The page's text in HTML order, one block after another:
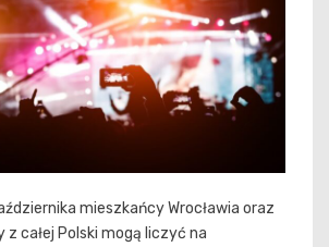
mieszkańcy Wrocławia oraz
z całej Polski mogą liczyć na